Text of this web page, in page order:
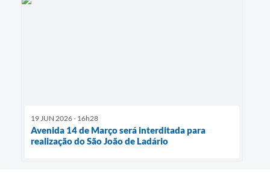
19 JUN 2026 - 16h28
Avenida 14 de Março será interditada para
realização do São João de Ladário